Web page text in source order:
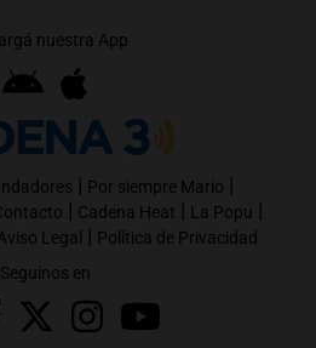
nuestra App
| Por siempre Mario |
| Cadena Heat | La Popu |
Legal | Política de Privacidad
Seguinos en